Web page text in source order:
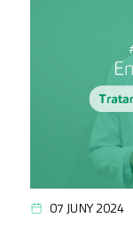
07 JUNY 2024